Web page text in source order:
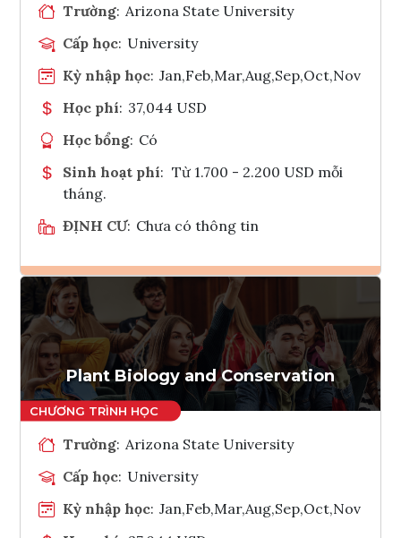
Trường: Arizona State University
Cấp học: University
Kỳ nhập học: Jan,Feb,Mar,Aug,Sep,Oct,Nov
Học phí: 37,044 USD
Học bổng: Có
Sinh hoạt phí: Từ 1.700 - 2.200 USD mỗi
tháng.
ĐỊNH CƯ: Chưa có thông tin
Ghi danh
Tham vấn Interlink
Plant Biology and Conservation
Trường: Arizona State University
Cấp học: University
Kỳ nhập học: Jan,Feb,Mar,Aug,Sep,Oct,Nov